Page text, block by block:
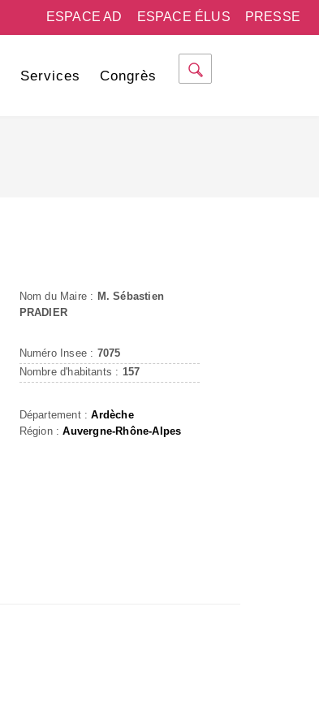
PRESSE
ESPACE ÉLUS
ESPACE AD
Services Congrès
Nom du Maire : M. Sébastien
PRADIER
Numéro Insee : 7075
Nombre d'habitants : 157
Département :Ardèche
Région :Auvergne-Rhône-Alpes